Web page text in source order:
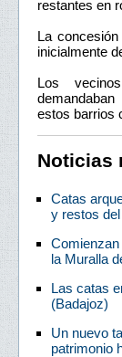
restantes en
La
inicialmente
Los
estos barrios
Noticias
Catas
y restos
la Muralla
Las catas
(Badajoz)
Un nuevo
patrimonio